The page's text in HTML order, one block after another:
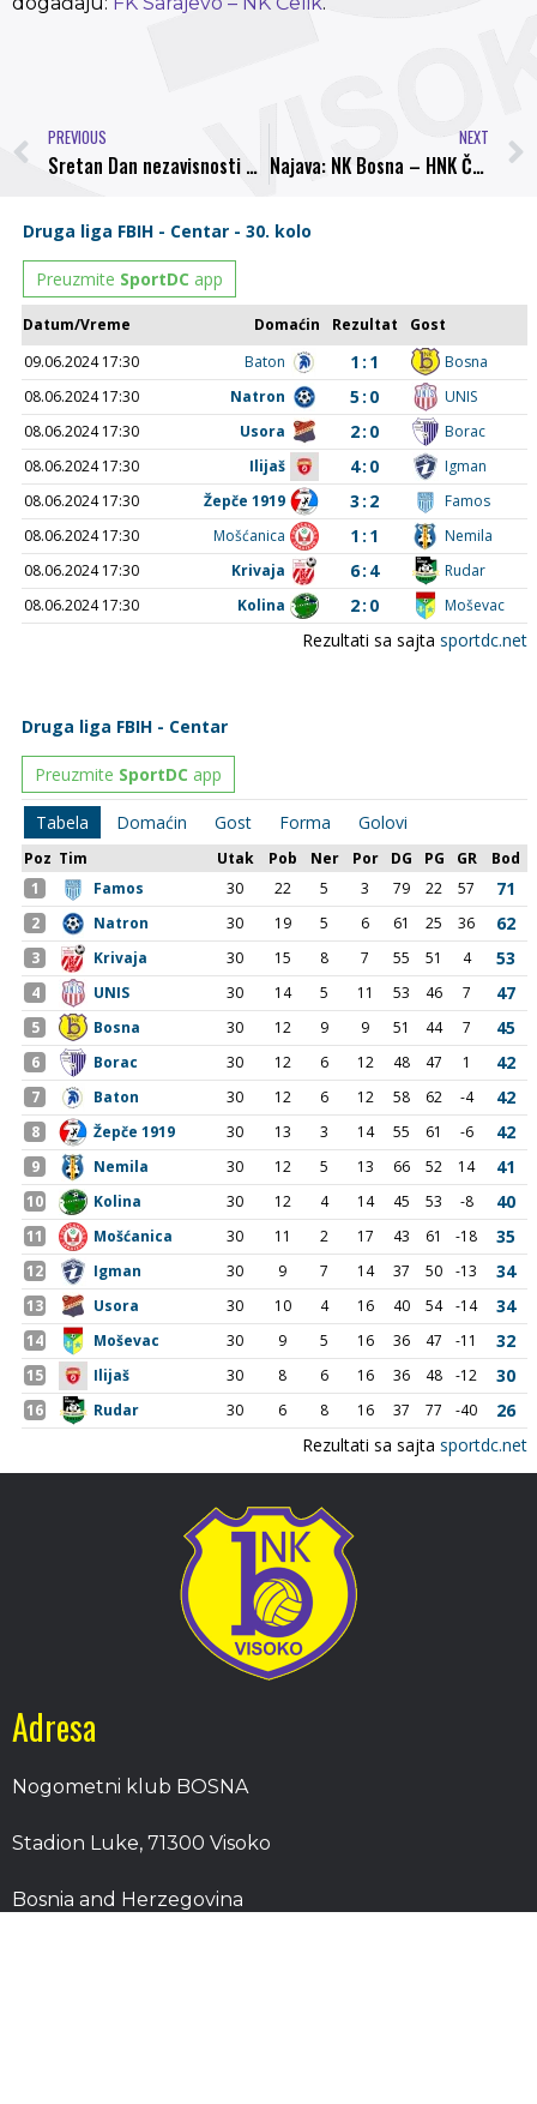
PREVIOUS
Sretan Dan nezavisnosti Bosne i Hercegovine
NEXT
Najava: NK Bosna – HNK Čapljina, pažljivo odabranim pojačanjima za dobar start Bosne
Adresa
Nogometni klub BOSNA
Stadion Luke, 71300 Visoko
Bosnia and Herzegovina